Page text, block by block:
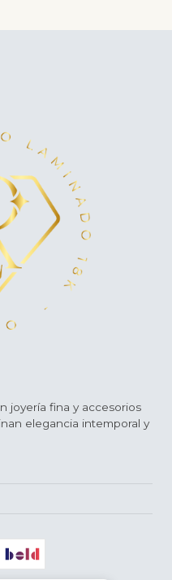
joyería fina y accesorios
elegancia intemporal y